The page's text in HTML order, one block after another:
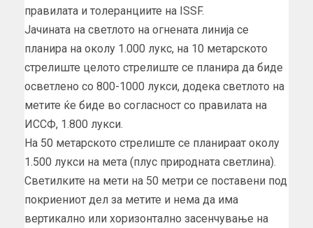
правилата и толеранциите на ISSF.
Јачината на светлото на огнената линија се
планира на околу 1.000 лукс, на 10 метарското
стрелиште целото стрелиште се планира да биде
осветлено со 800-1000 лукси, додека светлото на
метите ќе биде во согласност со правилата на
ИССФ, 1.800 лукси.
На 50 метарското стрелиште се планираат околу
1.500 лукси на мета (плус природната светлина).
Светилките на мети на 50 метри се поставени под
покриениот дел за метите и нема да има
вертикално или хоризонтално засенчување на